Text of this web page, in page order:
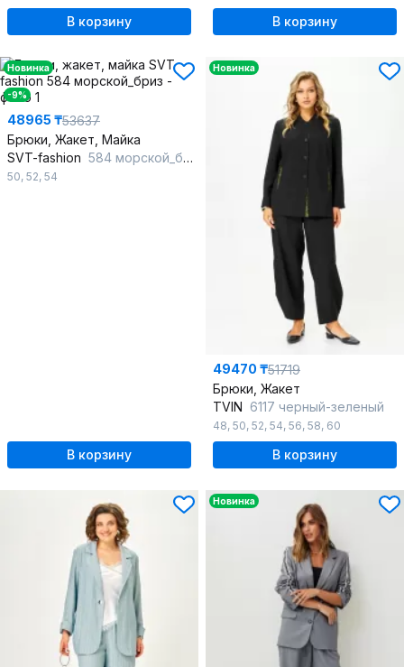
В корзину В корзину
Новинка
-9%
48965 ₸53637
Брюки, Жакет, Майка
SVT-fashion 584 морской_бриз
50, 52, 54
В корзину
Новинка
49470 ₸51719
Брюки, Жакет
TVIN 6117 черный-зеленый
48, 50, 52, 54, 56, 58, 60
В корзину
Новинка